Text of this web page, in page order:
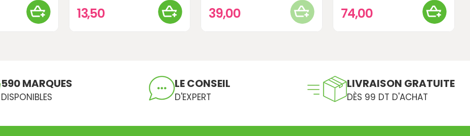
13,50 39,00 74,00
590 MARQUES
DISPONIBLES
LE CONSEIL
D'EXPERT
LIVRAISON GRATUITE
DÈS 99 DT D'ACHAT